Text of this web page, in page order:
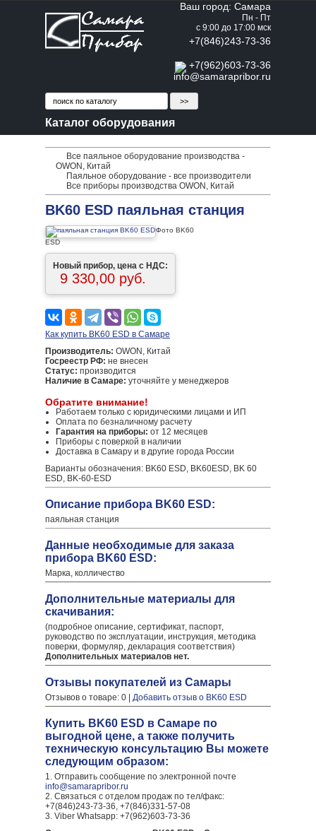
Ваш город: Самара
Пн - Пт
с 9:00 до 17:00 мск
+7(846)243-73-36
+7(962)603-73-36
info@samarapribor.ru
Каталог оборудования
Все паяльное оборудование производства -
OWON, Китай
Паяльное оборудование - все производители
Все приборы производства OWON, Китай
BK60 ESD паяльная станция
Фото BK60
ESD
Новый прибор, цена с НДС:
9 330,00 руб.
Как купить BK60 ESD в Самаре
Производитель: OWON, Китай
Госреестр РФ: не внесен
Статус: производится
Наличие в Самаре: уточняйте у менеджеров
Обратите внимание!
Работаем только с юридическими лицами и ИП
Оплата по безналичному расчету
Гарантия на приборы: от 12 месяцев
Приборы с поверкой в наличии
Доставка в Самару и в другие города России
Варианты обозначения: BK60 ESD, BK60ESD, BK 60
ESD, BK-60-ESD
Описание прибора BK60 ESD:
паяльная станция
Данные необходимые для заказа
прибора BK60 ESD:
Марка, колличество
Дополнительные материалы для
скачивания:
(подробное описание, сертификат, паспорт,
руководство по эксплуатации, инструкция, методика
поверки, формуляр, декларация соответствия)
Дополнительных материалов нет.
Отзывы покупателей из Самары
Отзывов о товаре: 0 | Добавить отзыв о BK60 ESD
Купить BK60 ESD в Самаре по
выгодной цене, а также получить
техническую консультацию Вы можете
следующим образом:
1. Отправить сообщение по электронной почте
info@samarapribor.ru
2. Связаться с отделом продаж по тел/факс:
+7(846)243-73-36, +7(846)331-57-08
3. Viber Whatsapp: +7(962)603-73-36